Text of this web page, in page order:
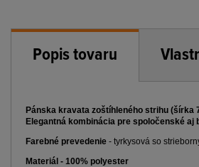
Popis tovaru
Pánska kravata zoštíhleného strihu (šírka
Elegantná kombinácia pre spoločenské aj
Farebné prevedenie - tyrkysová so
Materiál - 100% polyester